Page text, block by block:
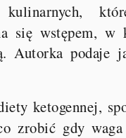
kulinarnych,
się wstępem,
Autorka podaje
ketogennej,
zrobić gdy